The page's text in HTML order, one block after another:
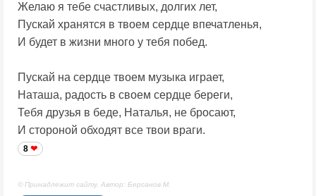
Желаю я тебе счастливых, долгих лет,
Пускай хранятся в твоем сердце впечатленья,
И будет в жизни много у тебя побед.
Пускай на сердце твоем музыка играет,
Наташа, радость в своем сердце береги,
Тебя друзья в беде, Наталья, не бросают,
И стороной обходят все твои враги.
8
© Принадлежит сайту. Автор: Берсанов М.